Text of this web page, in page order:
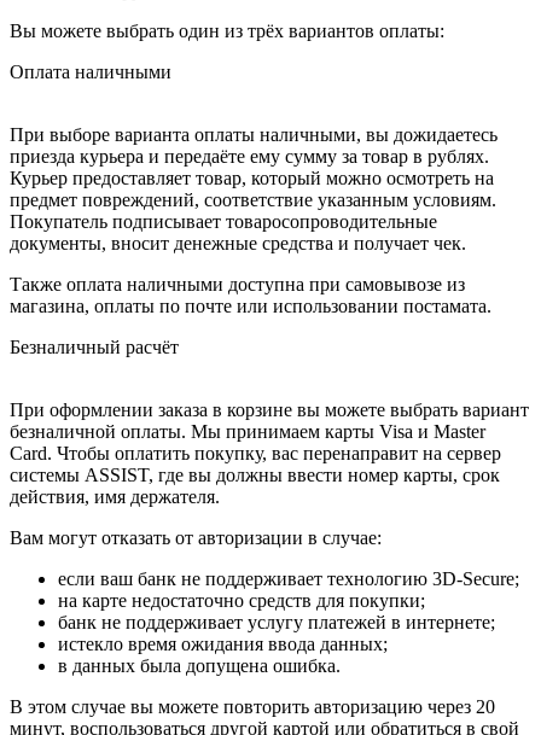
Вы можете выбрать один из трёх вариантов оплаты:
Оплата наличными
При выборе варианта оплаты наличными, вы дожидаетесь
приезда курьера и передаёте ему сумму за товар в рублях.
Курьер предоставляет товар, который можно осмотреть на
предмет повреждений, соответствие указанным условиям.
Покупатель подписывает товаросопроводительные
документы, вносит денежные средства и получает чек.
Также оплата наличными доступна при самовывозе из
магазина, оплаты по почте или использовании постамата.
Безналичный расчёт
При оформлении заказа в корзине вы можете выбрать вариант
безналичной оплаты. Мы принимаем карты Visa и Master
Card. Чтобы оплатить покупку, вас перенаправит на сервер
системы ASSIST, где вы должны ввести номер карты, срок
действия, имя держателя.
Вам могут отказать от авторизации в случае:
если ваш банк не поддерживает технологию 3D-Secure;
на карте недостаточно средств для покупки;
банк не поддерживает услугу платежей в интернете;
истекло время ожидания ввода данных;
в данных была допущена ошибка.
В этом случае вы можете повторить авторизацию через 20
минут, воспользоваться другой картой или обратиться в свой